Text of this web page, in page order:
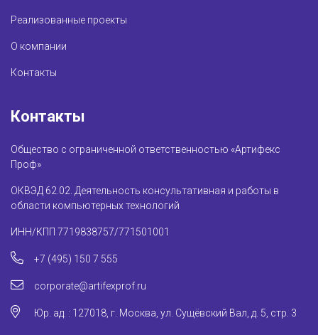
Реализованные проекты
О компании
Контакты
Контакты
Общество с ограниченной ответственностью «Артифекс
Проф»
ОКВЭД 62.02. Деятельность консультативная и работы в
области компьютерных технологий
ИНН/КПП 7719838757/771501001
+7 (495) 150 7 555
corporate@artifexprof.ru
Юр. ад. : 127018, г. Москва, ул. Сущёвский Вал, д. 5, стр. 3